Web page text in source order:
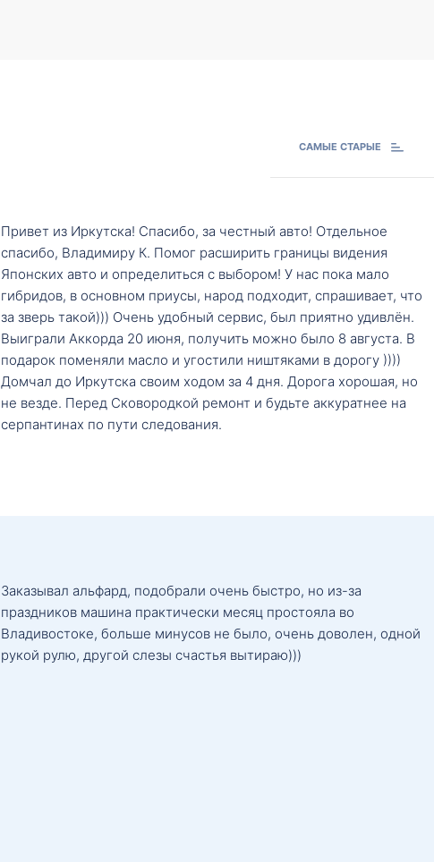
САМЫЕ СТАРЫЕ
Привет из Иркутска! Спасибо, за честный авто! Отдельное
спасибо, Владимиру К. Помог расширить границы видения
Японских авто и определиться с выбором! У нас пока мало
гибридов, в основном приусы, народ подходит, спрашивает, что
за зверь такой))) Очень удобный сервис, был приятно удивлён.
Выиграли Аккорда 20 июня, получить можно было 8 августа. В
подарок поменяли масло и угостили ништяками в дорогу ))))
Домчал до Иркутска своим ходом за 4 дня. Дорога хорошая, но
не везде. Перед Сковородкой ремонт и будьте аккуратнее на
серпантинах по пути следования.
Заказывал альфард, подобрали очень быстро, но из-за
праздников машина практически месяц простояла во
Владивостоке, больше минусов не было, очень доволен, одной
рукой рулю, другой слезы счастья вытираю)))